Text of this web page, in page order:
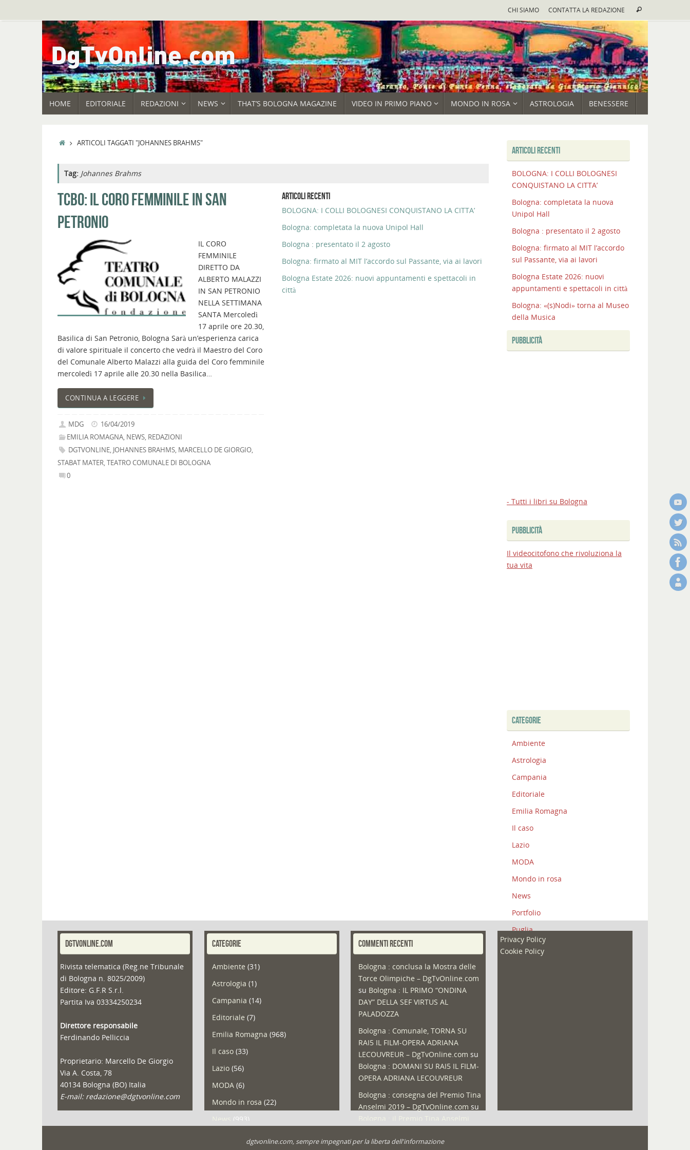
CHI SIAMO CONTATTA LA REDAZIONE Cerca
HOME EDITORIALE REDAZIONI NEWS THAT’S BOLOGNA MAGAZINE VIDEO IN PRIMO PIANO MONDO IN ROSA ASTROLOGIA BENESSERE
HOMEARTICOLI TAGGATI "JOHANNES BRAHMS"
Tag: Johannes Brahms
TCBO: IL CORO FEMMINILE IN SAN
PETRONIO
IL CORO
FEMMINILE
DIRETTO DA
ALBERTO MALAZZI
IN SAN PETRONIO
NELLA SETTIMANA
SANTA Mercoledì
17 aprile ore 20.30,
Basilica di San Petronio, Bologna Sarà un’esperienza carica
di valore spirituale il concerto che vedrà il Maestro del Coro
del Comunale Alberto Malazzi alla guida del Coro femminile
mercoledì 17 aprile alle 20.30 nella Basilica…
CONTINUA A LEGGERE
MDG
16/04/2019
EMILIA ROMAGNA, NEWS, REDAZIONI
DGTVONLINE, JOHANNES BRAHMS, MARCELLO DE GIORGIO,
STABAT MATER,TEATRO COMUNALE DI BOLOGNA
0
ARTICOLI RECENTI
BOLOGNA: I COLLI BOLOGNESI CONQUISTANO LA CITTA’
Bologna: completata la nuova Unipol Hall
Bologna : presentato il 2 agosto
Bologna: firmato al MIT l’accordo sul Passante, via ai lavori
Bologna Estate 2026: nuovi appuntamenti e spettacoli in
città
ARTICOLI RECENTI
BOLOGNA: I COLLI BOLOGNESI
CONQUISTANO LA CITTA’
Bologna: completata la nuova
Unipol Hall
Bologna : presentato il 2 agosto
Bologna: firmato al MIT l’accordo
sul Passante, via ai lavori
Bologna Estate 2026: nuovi
appuntamenti e spettacoli in città
Bologna: «(s)Nodi» torna al Museo
della Musica
PUBBLICITÀ
- Tutti i libri su Bologna
PUBBLICITÀ
Il videocitofono che rivoluziona la
tua vita
CATEGORIE
Ambiente
Astrologia
Campania
Editoriale
Emilia Romagna
Il caso
Lazio
MODA
Mondo in rosa
News
Portfolio
Puglia
Redazioni
DGTVONLINE.COM
Rivista telematica (Reg.ne Tribunale
di Bologna n. 8025/2009)
Editore: G.F.R S.r.l.
Partita Iva 03334250234
Direttore responsabile
Ferdinando Pelliccia
Proprietario: Marcello De Giorgio
Via A. Costa, 78
40134 Bologna (BO) Italia
E-mail: redazione@dgtvonline.com
CATEGORIE
Ambiente (31)
Astrologia (1)
Campania (14)
Editoriale (7)
Emilia Romagna (968)
Il caso(33)
Lazio(56)
MODA(6)
Mondo in rosa (22)
(993)
COMMENTI RECENTI
Bologna : conclusa la Mostra delle
Torce Olimpiche – DgTvOnline.com
su Bologna : IL PRIMO “ONDINA
DAY” DELLA SEF VIRTUS AL
PALADOZZA
Bologna : Comunale, TORNA SU
RAI5 IL FILM-OPERA ADRIANA
LECOUVREUR – DgTvOnline.com su
Bologna : DOMANI SU RAI5 IL FILM-
OPERA ADRIANA LECOUVREUR
Bologna : consegna del Premio Tina
Anselmi 2019 – DgTvOnline.com su
Privacy Policy
Cookie Policy
dgtvonline.com, sempre impegnati per la liberta dell'informazione